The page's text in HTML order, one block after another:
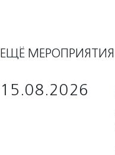
ЕЩЁ МЕРОПРИЯТИЯ
15.08.2026